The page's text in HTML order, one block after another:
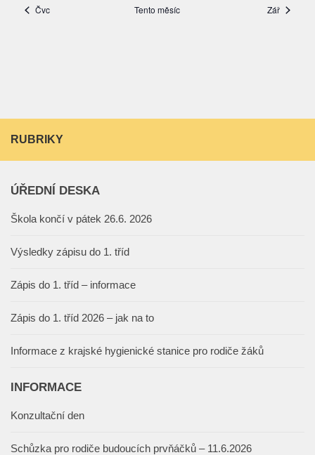
RUBRIKY
ÚŘEDNÍ DESKA
Škola končí v pátek 26.6. 2026
Výsledky zápisu do 1. tříd
Zápis do 1. tříd – informace
Zápis do 1. tříd 2026 – jak na to
Informace z krajské hygienické stanice pro rodiče žáků
INFORMACE
Konzultační den
Schůzka pro rodiče budoucích prvňáčků – 11.6.2026